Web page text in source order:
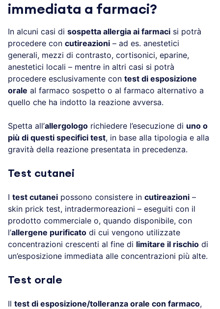
immediata a farmaci?
In alcuni casi di sospetta allergia ai farmaci si potrà
procedere con cutireazioni – ad es. anestetici
generali, mezzi di contrasto, cortisonici, eparine,
anestetici locali – mentre in altri casi si potrà
procedere esclusivamente con test di esposizione
orale al farmaco sospetto o al farmaco alternativo a
quello che ha indotto la reazione avversa.
Spetta all’allergologo richiedere l’esecuzione di uno o
più di questi specifici test, in base alla tipologia e alla
gravità della reazione presentata in precedenza.
Test cutanei
I test cutanei possono consistere in cutireazioni –
skin prick test, intradermoreazioni – eseguiti con il
prodotto commerciale o, quando disponibile, con
l’allergene purificato di cui vengono utilizzate
concentrazioni crescenti al fine di limitare il rischio di
un’esposizione immediata alle concentrazioni più alte.
Test orale
Il test di esposizione/tolleranza orale con farmaco,